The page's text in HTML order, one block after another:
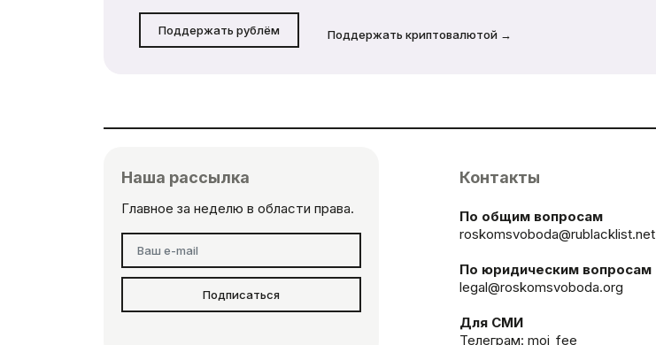
Поддержать рублём Поддержать криптовалютой →
Наша рассылка
Главное за неделю в области права.
Подписаться
Контакты
По общим вопросам
roskomsvoboda@rublacklist.net
По юридическим вопросам
legal@roskomsvoboda.org
Для СМИ
Телеграм: moi_fee